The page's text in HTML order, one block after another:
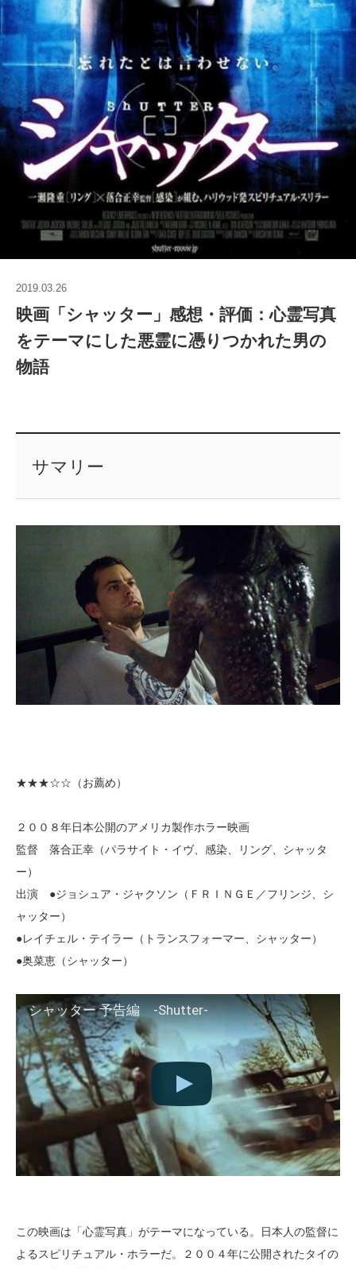
2019.03.26
映画「シャッター」感想・評価：心霊写真
をテーマにした悪霊に憑りつかれた男の
物語
サマリー
★★★☆☆（お薦め）
２００８年日本公開のアメリカ製作ホラー映画
監督 落合正幸（パラサイト・イヴ、感染、リング、シャッタ
ー）
出演 ●ジョシュア・ジャクソン（ＦＲＩＮＧＥ／フリンジ、シ
ャッター）
●レイチェル・テイラー（トランスフォーマー、シャッター）
●奥菜恵（シャッター）
シャッター 予告編 -Shutter-
この映画は「心霊写真」がテーマになっている。日本人の監督に
よるスピリチュアル・ホラーだ。２００４年に公開されたタイの